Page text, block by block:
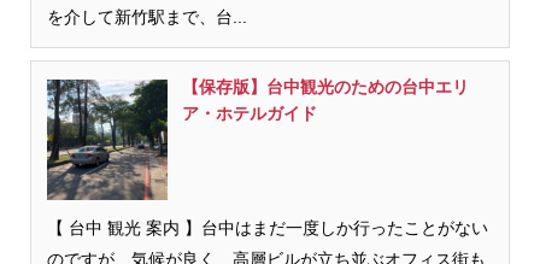
を介して新竹駅まで、台...
【保存版】台中観光のための台中エリ
ア・ホテルガイド
【 台中 観光 案内 】台中はまだ一度しか行ったことがない
のですが、気候が良く、高層ビルが立ち並ぶオフィス街も